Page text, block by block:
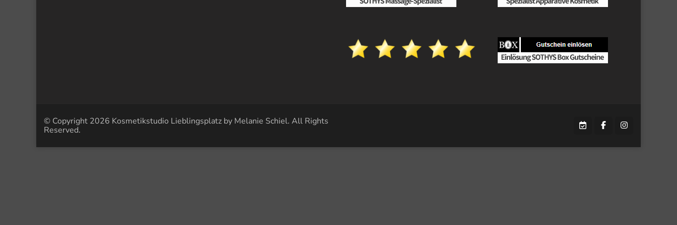
© Copyright 2026 Kosmetikstudio Lieblingsplatz by Melanie Schiel. All Rights
Reserved.